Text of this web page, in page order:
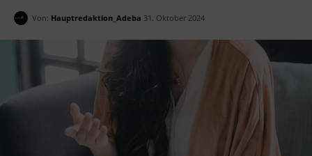
Von: Hauptredaktion_Adeba 31. Oktober 2024